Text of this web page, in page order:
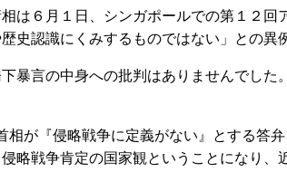
は６月１日、シンガポールでの第１２回
史認識にくみするものではない」との異
暴言の中身への批判はありませんでした
が『侵略戦争に定義がない』とする答
略戦争肯定の国家観ということになり、